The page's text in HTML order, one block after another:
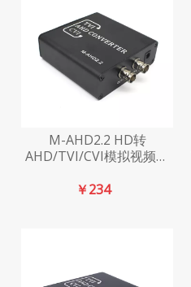
M-AHD2.2 HD转
AHD/TVI/CVI模拟视频转
￥234